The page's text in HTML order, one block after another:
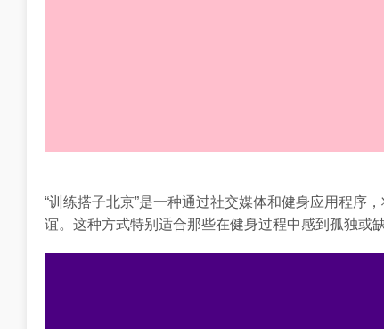
“训练搭子北京”是一种通过社交媒体和健身应用程序
谊。这种方式特别适合那些在健身过程中感到孤独或